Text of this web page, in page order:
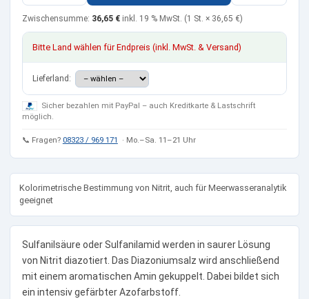
Zwischensumme: 36,65 € inkl. 19 % MwSt. (1 St. × 36,65 €)
Bitte Land wählen für Endpreis (inkl. MwSt. & Versand)
Lieferland:
Sicher bezahlen mit PayPal – auch Kreditkarte & Lastschrift
möglich.
📞 Fragen? 08323 / 969 171 · Mo.–Sa. 11–21 Uhr
Kolorimetrische Bestimmung von Nitrit, auch für Meerwasseranalytik
geeignet
Sulfanilsäure oder Sulfanilamid werden in saurer Lösung
von Nitrit diazotiert. Das Diazoniumsalz wird anschließend
mit einem aromatischen Amin gekuppelt. Dabei bildet sich
ein intensiv gefärbter Azofarbstoff.